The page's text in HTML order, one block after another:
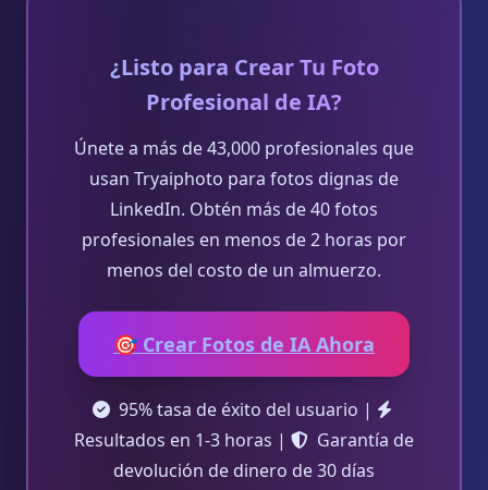
¿Listo para Crear Tu Foto
Profesional de IA?
Únete a más de 43,000 profesionales que
usan Tryaiphoto para fotos dignas de
LinkedIn. Obtén más de 40 fotos
profesionales en menos de 2 horas por
menos del costo de un almuerzo.
🎯 Crear Fotos de IA Ahora
95% tasa de éxito del usuario |
Resultados en 1-3 horas |
Garantía de
devolución de dinero de 30 días